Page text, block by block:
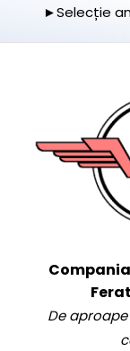
►Selecție
De